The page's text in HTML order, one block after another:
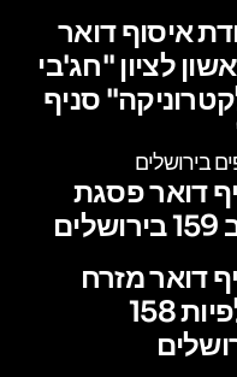
איסוף דואר
לציון "חג'בי
סניף
בירושלים
דואר פסגת
דואר מזרח
תלפיות 158